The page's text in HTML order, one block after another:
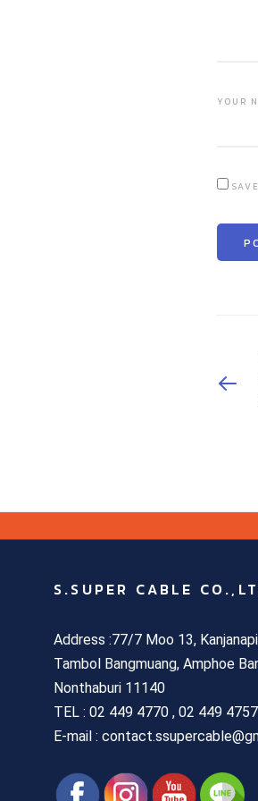
YOUR
S.SUPER CABLE
Address :77/7 Moo 13,
Tambol Bangmuang, Amphoe
Nonthaburi 11140
TEL : 02 449 4770 , 02 449
E-mail :